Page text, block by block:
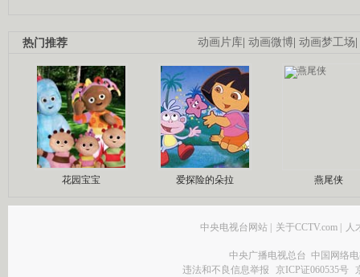
动画片库| 动画微博| 动画梦工场|
热门推荐
花园宝宝 爱探险的朵拉 燕尾侠
中央电视台网站 | 关于CCTV.com | 人
中央广播电视总台 中国网络
违法和不良信息举报
京ICP证060535号